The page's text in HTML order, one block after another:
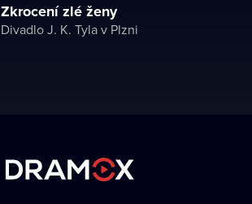
Zkrocení zlé ženy
Divadlo J. K. Tyla v Plzni